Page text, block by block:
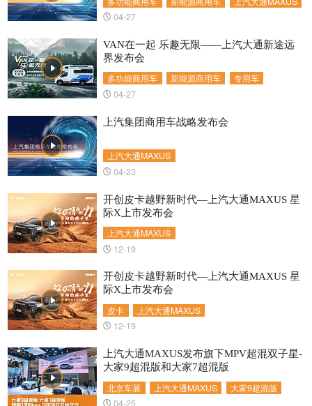
04-27
多功能商用车 新能源商用车 专用车
VAN在一起 乐趣无限——上汽大通新途远
界发布会
04-27
上汽大通MAXUS
上汽集团商用车战略发布会
04-23
上汽大通MAXUS
开创皮卡越野新时代—上汽大通MAXUS 星
际X上市发布会
12-19
皮卡 上汽大通MAXUS
开创皮卡越野新时代—上汽大通MAXUS 星
际X上市发布会
12-19
北京车展 上汽大通MAXUS 大家9超混版
上汽大通MAXUS发布旗下MPV超混双子星-
大家9超混版和大家7超混版
04-25